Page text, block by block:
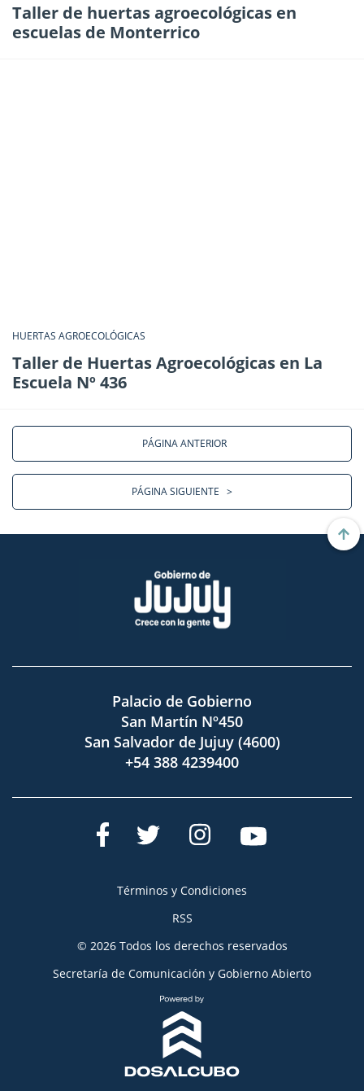
Taller de huertas agroecológicas en
escuelas de Monterrico
HUERTAS AGROECOLÓGICAS
Taller de Huertas Agroecológicas en La
Escuela Nº 436
PÁGINA ANTERIOR
PÁGINA SIGUIENTE >
Palacio de Gobierno
San Martín Nº450
San Salvador de Jujuy (4600)
+54 388 4239400
Términos y Condiciones
RSS
© 2026 Todos los derechos reservados
Secretaría de Comunicación y Gobierno Abierto